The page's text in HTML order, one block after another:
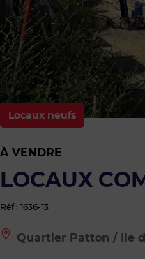
Locaux neufs
À VENDRE
LOCAUX
Réf : 1636-13
Le
bien
Quartier Patton / Ile